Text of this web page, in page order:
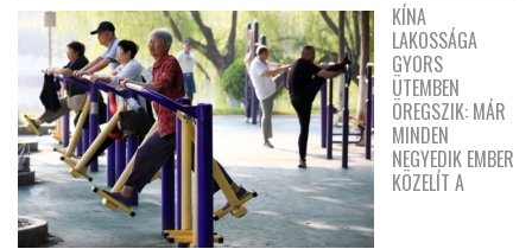
KÍNA
LAKOSSÁGA
GYORS
ÜTEMBEN
ÖREGSZIK: MÁR
MINDEN
NEGYEDIK EMBER
KÖZELÍT A